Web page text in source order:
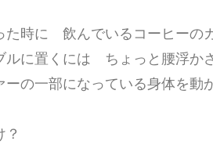
た時に 飲んでいるコーヒーの
ルに置くには ちょっと腰浮か
ーの一部になっている身体を動
？